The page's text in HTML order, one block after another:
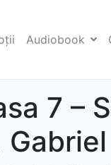
Audiobook
7 –